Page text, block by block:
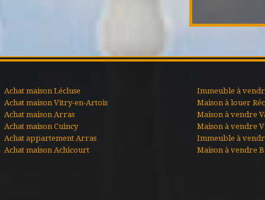
Achat maison Lécluse
Achat maison Vitry-en-Artois
Achat maison Arras
Achat maison Cuincy
Achat appartement Arras
Achat maison Achicourt
Immeuble à
Maison à louer
Maison à vendre
Maison à vendre
Immeuble à
Maison à vendre